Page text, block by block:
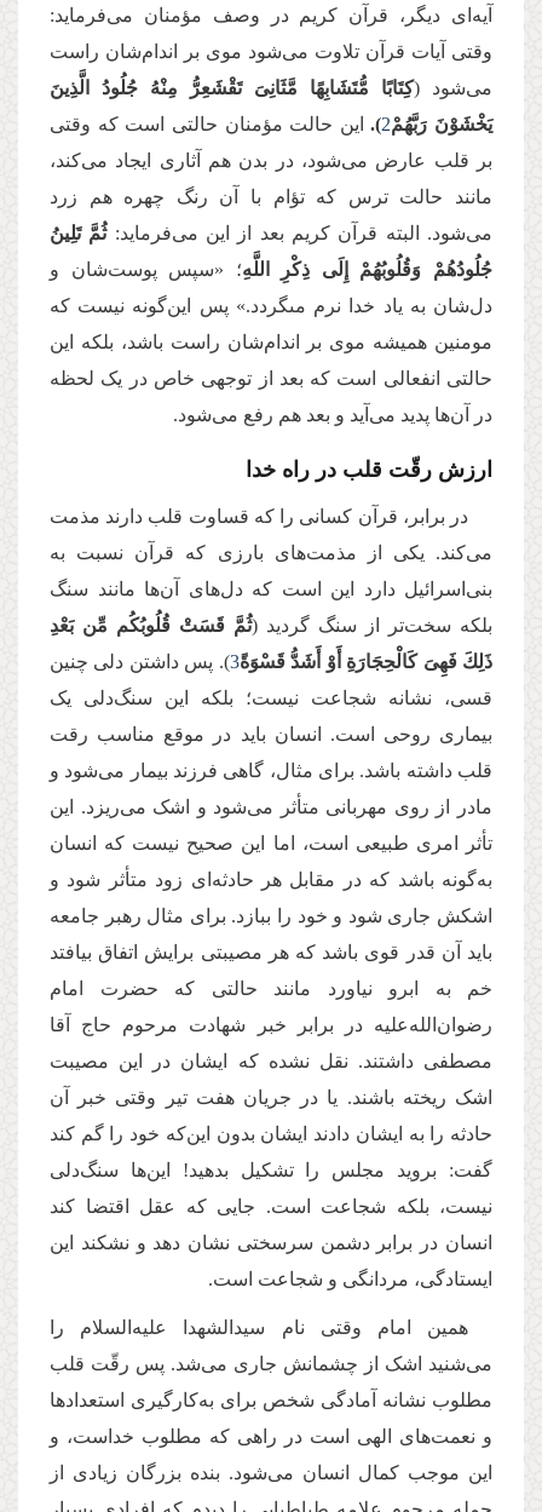
آیه‌ای دیگر، قرآن کریم در وصف مؤمنان می‌فرماید:
وقتی آیات قرآن تلاوت می‌شود موی بر اندام‌شان راست
می‌شود (كِتَابًا مُّتَشَابِهًا مَّثَانِیَ تَقْشَعِرُّ مِنْهُ جُلُودُ الَّذِینَ
یَخْشَوْنَ رَبَّهُمْ2
).این حالت مؤمنان حالتی است که وقتی
بر قلب عارض می‌شود، در بدن هم آثاری ایجاد می‌کند،
مانند حالت ترس که تؤام با آن رنگ چهره هم زرد
می‌شود. البته قرآن کریم بعد از این می‌فرماید:ثُمَّ تَلِینُ
جُلُودُهُمْ وَقُلُوبُهُمْ إِلَى ذِكْرِ اللَّهِ؛ «سپس پوست‌شان و
دل‌شان به یاد خدا نرم مى‏گردد.» پس این‌گونه نیست که
مومنین همیشه موی بر اندام‌شان راست باشد، بلکه این
حالتی انفعالی است که بعد از توجهی خاص در یک لحظه
در آن‌ها پدید می‌آید و بعد هم رفع می‌شود.
ارزش رقّت قلب در راه خدا
در برابر، قرآن کسانی را که قساوت قلب دارند مذمت
می‌کند. یکی از مذمت‌های بارزی که قرآن نسبت به
بنی‌اسرائیل دارد این است که دل‌های آن‌ها مانند سنگ
بلکه سخت‌تر از سنگ گردید (ثُمَّ قَسَتْ قُلُوبُكُم مِّن بَعْدِ
ذَلِكَ فَهِیَ كَالْحِجَارَةِ أَوْ أَشَدُّ قَسْوَةً3). پس داشتن دلی چنین
قسی، نشانه شجاعت نیست؛ بلکه این سنگ‌دلی یک
بیماری روحی است. انسان باید در موقع مناسب رقت
قلب داشته باشد. برای مثال، گاهی فرزند بیمار می‌شود و
مادر از روی مهربانی متأثر می‌شود و اشک می‌ریزد. این
تأثر امری طبیعی است، اما این صحیح نیست که انسان
به‌گونه‌ باشد که در مقابل هر حادثه‌ای زود متأثر شود و
اشکش جاری شود و خود را ببازد. برای مثال رهبر جامعه
باید آن قدر قوی باشد که هر مصیبتی برایش اتفاق بیافتد
خم به ابرو نیاورد مانند حالتی که حضرت امام
رضوان‌الله‌علیه در برابر خبر شهادت مرحوم حاج آقا
مصطفی داشتند. نقل نشده که ایشان در این مصیبت
اشک ریخته باشند. یا در جریان هفت تیر وقتی خبر آن
حادثه را به ایشان دادند ایشان بدون این‌که خود را گم کند
گفت: بروید مجلس را تشکیل بدهید! این‌ها سنگ‌دلی
نیست، بلکه شجاعت است. جایی که عقل اقتضا کند
انسان در برابر دشمن سرسختی نشان دهد و نشکند این
ایستادگی، مردانگی و شجاعت است.
همین امام وقتی نام سیدالشهدا علیه‌السلام را
می‌شنید اشک از چشمانش جاری می‌شد. پس رقّت قلب
مطلوب نشانه آمادگی شخص برای به‌کارگیری استعدادها
و نعمت‌های الهی است در راهی که مطلوب خداست، و
این موجب کمال انسان می‌شود. بنده بزرگان زیادی از